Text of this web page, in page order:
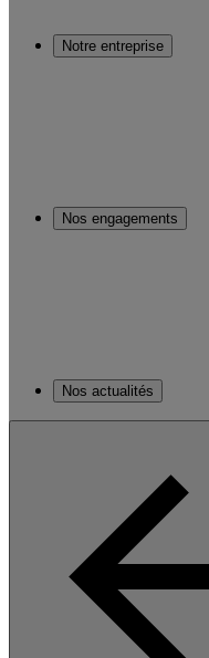
Notre entreprise
Nos engagements
Nos actualités